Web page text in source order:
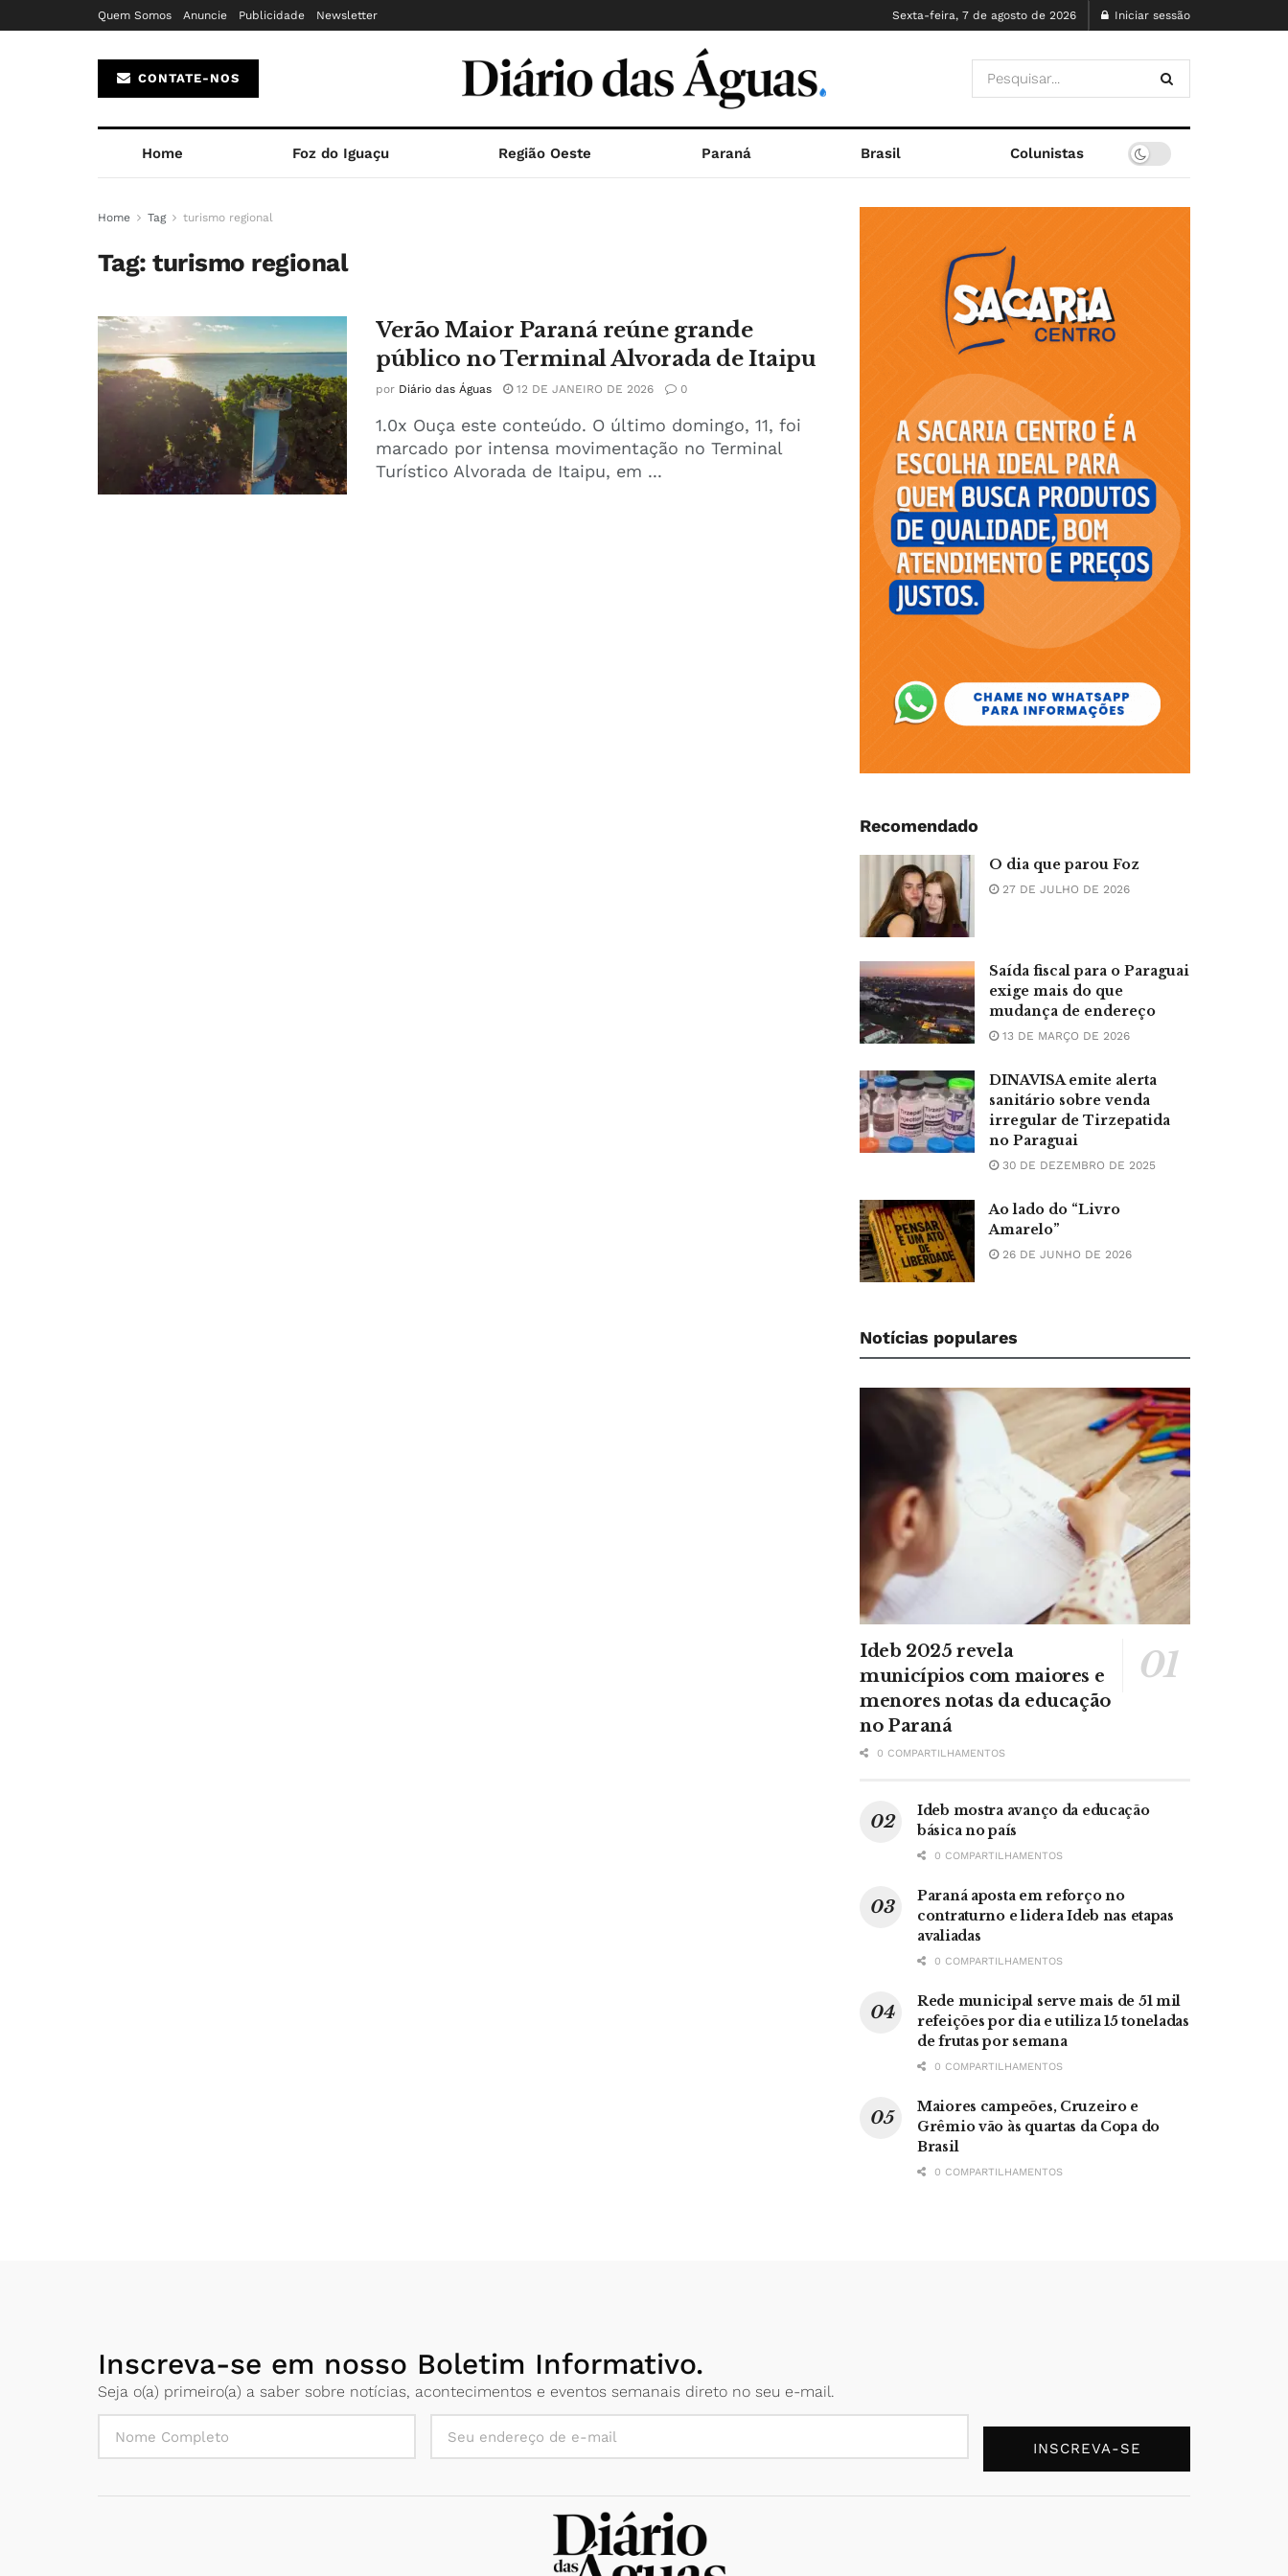
Quem Somos Anuncie Publicidade Newsletter Sexta-feira, 7 de agosto de 2026 Iniciar sessão
CONTATE-NOS
Home Foz do Iguaçu Região Oeste Paraná Brasil Colunistas
Home Tag turismo regional
Tag:turismo regional
Verão Maior Paraná reúne grande
público no Terminal Alvorada de Itaipu
por Diário das Águas 12 DE JANEIRO DE 2026 0
1.0x Ouça este conteúdo. O último domingo, 11, foi
marcado por intensa movimentação no Terminal
Turístico Alvorada de Itaipu, em ...
Recomendado
O dia que parou Foz
27 DE JULHO DE 2026
Saída fiscal para o Paraguai
exige mais do que
mudança de endereço
13 DE MARÇO DE 2026
DINAVISA emite alerta
sanitário sobre venda
irregular de Tirzepatida
no Paraguai
30 DE DEZEMBRO DE 2025
Ao lado do “Livro
Amarelo”
26 DE JUNHO DE 2026
Notícias populares
Ideb 2025 revela
municípios com maiores e
menores notas da educação
no Paraná
0 COMPARTILHAMENTOS
Ideb mostra avanço da educação
básica no país
0 COMPARTILHAMENTOS
Paraná aposta em reforço no
contraturno e lidera Ideb nas etapas
avaliadas
0 COMPARTILHAMENTOS
Rede municipal serve mais de 51 mil
refeições por dia e utiliza 15 toneladas
de frutas por semana
0 COMPARTILHAMENTOS
Maiores campeões, Cruzeiro e
Grêmio vão às quartas da Copa do
Brasil
0 COMPARTILHAMENTOS
Inscreva-se em nosso Boletim Informativo.
Seja o(a) primeiro(a) a saber sobre notícias, acontecimentos e eventos semanais direto no seu e-mail.
INSCREVA-SE